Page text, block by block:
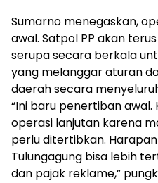
Sumarno menegaskan,
awal. Satpol PP akan
serupa secara berkala
yang melanggar aturan
daerah secara
“Ini baru penertiban awal.
operasi lanjutan karena
perlu ditertibkan.
Tulungagung bisa lebih
dan pajak reklame,”